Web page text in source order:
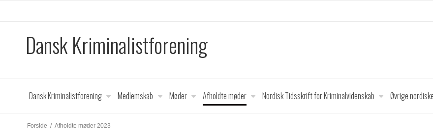
Dansk Kriminalistforening
Dansk Kriminalistforening Medlemskab Møder Afholdte møder Nordisk Tidsskrift for Kriminalvidenskab Øvrige
Forside / Afholdte møder 2023